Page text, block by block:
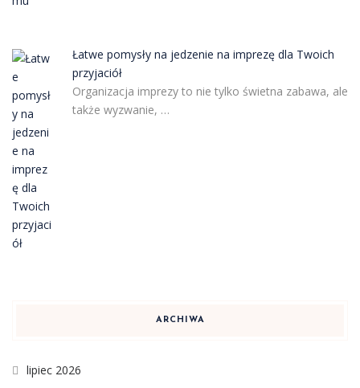
Łatwe pomysły na jedzenie na imprezę dla Twoich
przyjaciół
Organizacja imprezy to nie tylko świetna zabawa, ale
także wyzwanie, …
ARCHIWA
lipiec 2026